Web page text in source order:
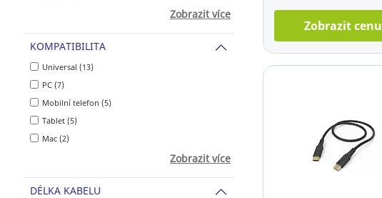
Zobrazit více
KOMPATIBILITA
Universal (13)
PC (7)
Mobilní telefon (5)
Tablet (5)
Mac (2)
Zobrazit více
DÉLKA KABELU
Zobrazit cenu